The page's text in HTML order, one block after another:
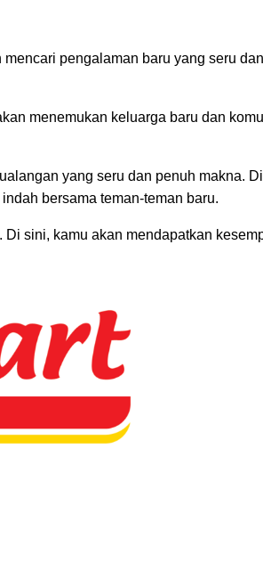
pengalaman baru yang seru dan
menemukan keluarga baru dan
yang seru dan penuh makna.
bersama teman-teman baru.
sini, kamu akan mendapatkan